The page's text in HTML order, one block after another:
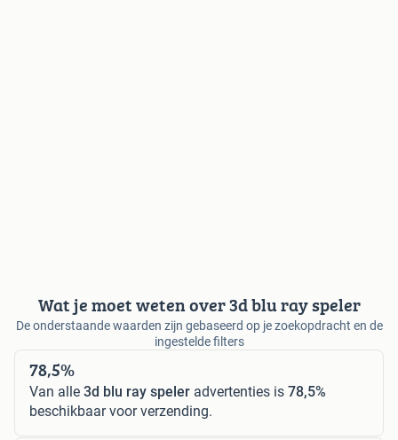
Wat je moet weten over 3d blu ray speler
De onderstaande waarden zijn gebaseerd op je zoekopdracht en de
ingestelde filters
78,5%
Van alle 3d blu ray speler advertenties is 78,5%
beschikbaar voor verzending.